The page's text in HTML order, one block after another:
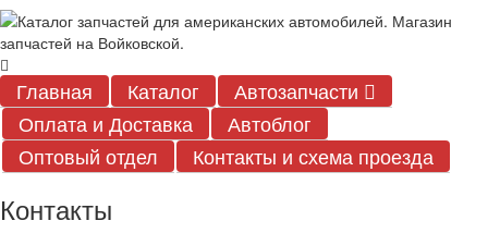
Главная Каталог
Автозапчасти
Оплата и Доставка
Автоблог
Оптовый отдел
Контакты и схема проезда
Контакты